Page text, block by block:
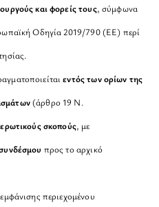
και φορείς τους, σύμφωνα
Οδηγία 2019/790 (ΕΕ) περί
εντός των ορίων της
(άρθρο 19 Ν.
σκοπούς, με
προς το αρχικό
περιεχομένου